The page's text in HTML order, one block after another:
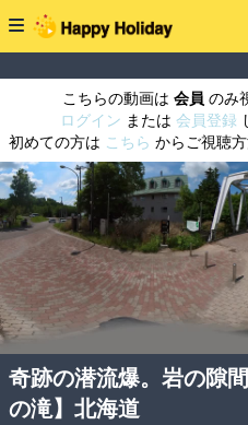
こちらの動画は 会員 のみ
ログイン または 会員登録
初めての方は こちら からご視聴
奇跡の潜流爆。岩の隙
の滝】北海道